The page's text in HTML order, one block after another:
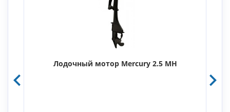
Лодочный мотор Mercury 2.5 MH